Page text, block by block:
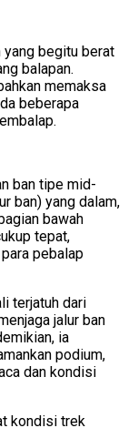
yang begitu berat
balapan.
memaksa
beberapa
ban tipe mid-
ban) yang dalam,
bawah
tepat,
pebalap
terjatuh dari
jalur ban
ia
podium,
dan kondisi
kondisi trek